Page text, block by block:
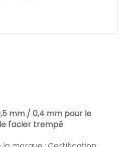
mm / 0,4 mm pour le
l'acier trempé